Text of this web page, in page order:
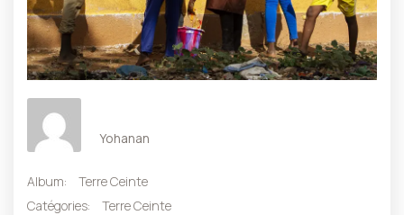
Yohanan
Album:
Terre Ceinte
Catégories:
Terre Ceinte